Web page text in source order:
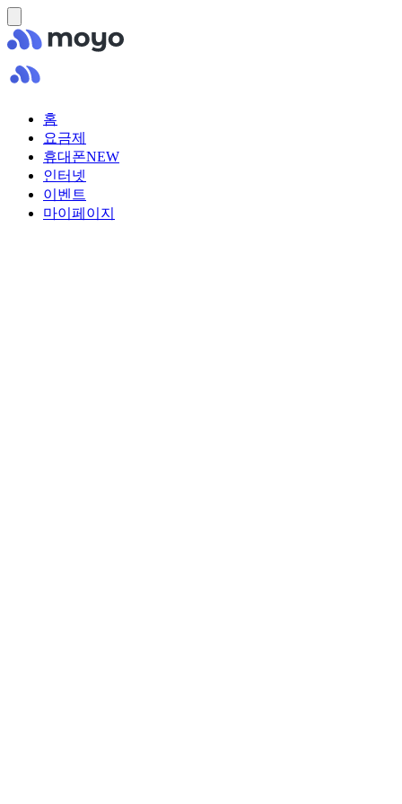
홈
요금제
휴대폰NEW
인터넷
이벤트
마이페이지